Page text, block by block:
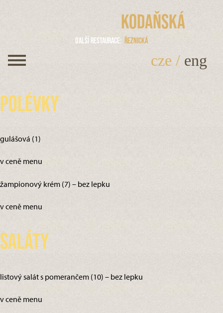
Kodaňská
Další restaurace Řeznická
cze / eng
Polévky
gulášová (1)
v ceně menu
žampionový krém (7) – bez lepku
v ceně menu
Saláty
listový salát s pomerančem (10) – bez lepku
v ceně menu